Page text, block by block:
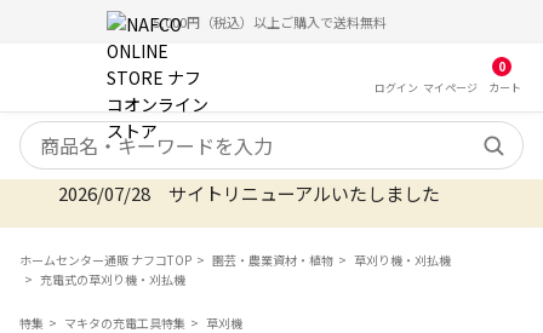
5,000円（税込）以上ご購入で送料無料
ログイン マイ ページ
0
カート
検索キーワード
2026/07/28 サイトリニューアルいたしました
ホームセンター通販 ナフコTOP 園芸・農業資材・植物
草刈り機・刈払機
充電式の草刈り機・刈払機
特集 マキタの充電工具特集 草刈機